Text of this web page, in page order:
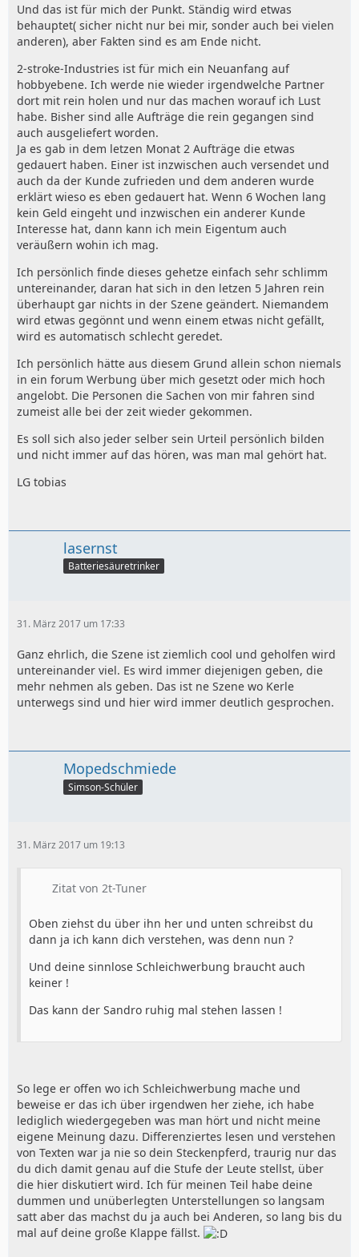
Und das ist für mich der Punkt. Ständig wird etwas
behauptet( sicher nicht nur bei mir, sonder auch bei vielen
anderen), aber Fakten sind es am Ende nicht.
2-stroke-Industries ist für mich ein Neuanfang auf
hobbyebene. Ich werde nie wieder irgendwelche Partner
dort mit rein holen und nur das machen worauf ich Lust
habe. Bisher sind alle Aufträge die rein gegangen sind
auch ausgeliefert worden.
Ja es gab in dem letzen Monat 2 Aufträge die etwas
gedauert haben. Einer ist inzwischen auch versendet und
auch da der Kunde zufrieden und dem anderen wurde
erklärt wieso es eben gedauert hat. Wenn 6 Wochen lang
kein Geld eingeht und inzwischen ein anderer Kunde
Interesse hat, dann kann ich mein Eigentum auch
veräußern wohin ich mag.
Ich persönlich finde dieses gehetze einfach sehr schlimm
untereinander, daran hat sich in den letzen 5 Jahren rein
überhaupt gar nichts in der Szene geändert. Niemandem
wird etwas gegönnt und wenn einem etwas nicht gefällt,
wird es automatisch schlecht geredet.
Ich persönlich hätte aus diesem Grund allein schon niemals
in ein forum Werbung über mich gesetzt oder mich hoch
angelobt. Die Personen die Sachen von mir fahren sind
zumeist alle bei der zeit wieder gekommen.
Es soll sich also jeder selber sein Urteil persönlich bilden
und nicht immer auf das hören, was man mal gehört hat.
LG tobias
lasernst
Batteriesäuretrinker
31. März 2017 um 17:33
Ganz ehrlich, die Szene ist ziemlich cool und geholfen wird
untereinander viel. Es wird immer diejenigen geben, die
mehr nehmen als geben. Das ist ne Szene wo Kerle
unterwegs sind und hier wird immer deutlich gesprochen.
Mopedschmiede
Simson-Schüler
31. März 2017 um 19:13
Zitat von 2t-Tuner
Oben ziehst du über ihn her und unten schreibst du
dann ja ich kann dich verstehen, was denn nun ?
Und deine sinnlose Schleichwerbung braucht auch
keiner !
Das kann der Sandro ruhig mal stehen lassen !
So lege er offen wo ich Schleichwerbung mache und
beweise er das ich über irgendwen her ziehe, ich habe
lediglich wiedergegeben was man hört und nicht meine
eigene Meinung dazu. Differenziertes lesen und verstehen
von Texten war ja nie so dein Steckenpferd, traurig nur das
du dich damit genau auf die Stufe der Leute stellst, über
die hier diskutiert wird. Ich für meinen Teil habe deine
dummen und unüberlegten Unterstellungen so langsam
satt aber das machst du ja auch bei Anderen, so lang bis du
mal auf deine große Klappe fällst.